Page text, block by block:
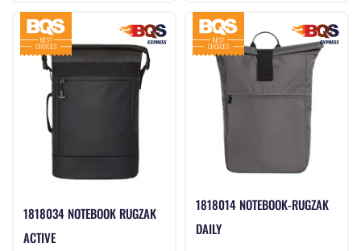
1818034 NOTEBOOK RUGZAK
ACTIVE
1818014 NOTEBOOK-RUGZAK
DAILY